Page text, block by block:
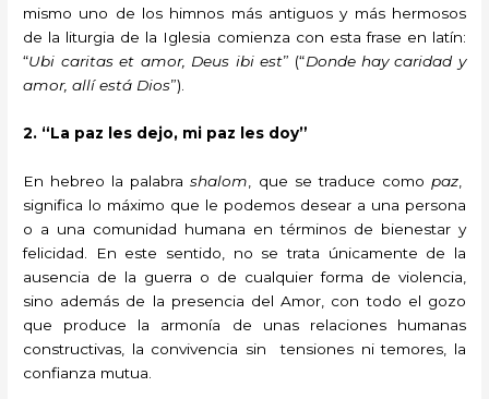
mismo uno de los himnos más antiguos y más hermosos
de la liturgia de la Iglesia comienza con esta frase en latín:
“Ubi caritas et amor, Deus ibi est” (“Donde hay caridad y
amor, allí está Dios”).
2. “La paz les dejo, mi paz les doy”
En hebreo la palabrashalom , que se traduce como paz,
significa lo máximo que le podemos desear a una persona
o a una comunidad humana en términos de bienestar y
felicidad. En este sentido, no se trata únicamente de la
ausencia de la guerra o de cualquier forma de violencia,
sino además de la presencia del Amor, con todo el gozo
que produce la armonía de unas relaciones humanas
constructivas, la convivencia sin tensiones ni temores, la
confianza mutua.